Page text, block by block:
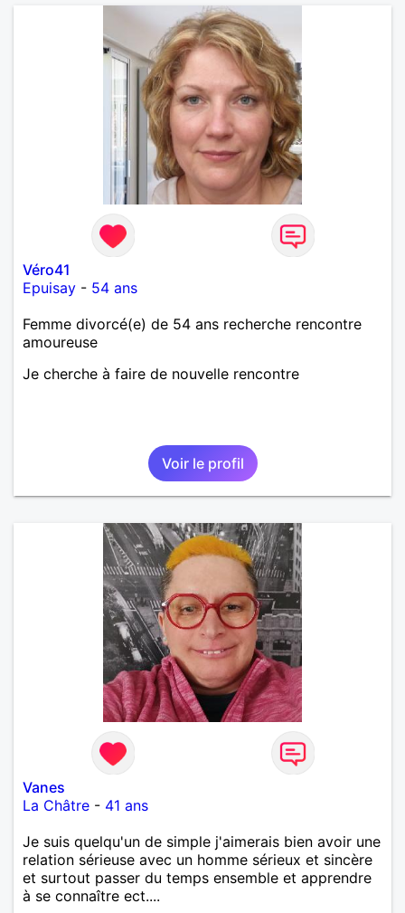
Véro41
Epuisay - 54 ans
Femme divorcé(e) de 54 ans recherche rencontre
amoureuse
Je cherche à faire de nouvelle rencontre
Voir le profil
Vanes
La Châtre - 41 ans
Je suis quelqu'un de simple j'aimerais bien avoir une
relation sérieuse avec un homme sérieux et sincère
et surtout passer du temps ensemble et apprendre
à se connaître ect....